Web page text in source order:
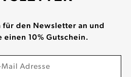
für den Newsletter an und
einen 10% Gutschein.